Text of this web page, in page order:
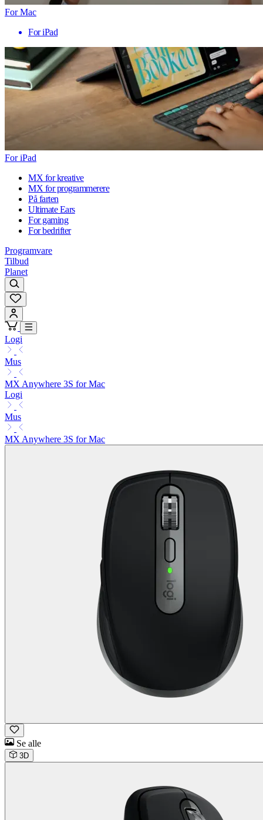
For Mac
For iPad
For iPad
MX for kreative
MX for programmerere
På farten
Ultimate Ears
For gaming
For bedrifter
Programvare
Tilbud
Planet
Logi
Mus
MX Anywhere 3S for Mac
Logi
Mus
MX Anywhere 3S for Mac
Se alle
3D